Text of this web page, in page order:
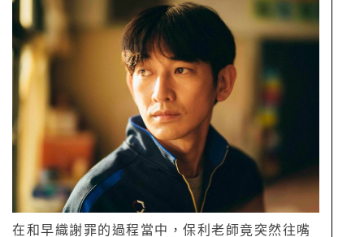
在和早織謝罪的過程當中，保利老師竟突然往嘴